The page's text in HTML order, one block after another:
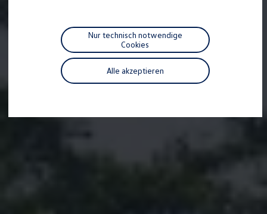
Individualisieren
Wallbox und Ladekabel
Digitale Extras
Dienste für Ihr Modell finden
Volkswagen Apps, Login und Shop
Handy und Fahrzeug verbinden
Vorgängermodelle
Alle akzeptieren
Nur technisch notwendige
Cookies